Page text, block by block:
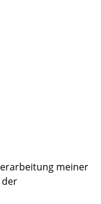
meiner
der